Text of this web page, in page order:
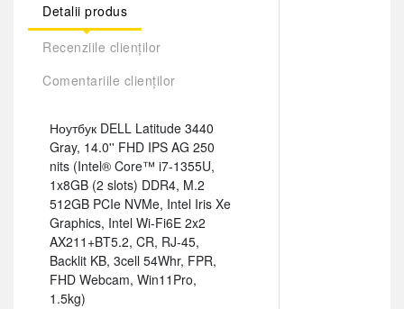
Detalii produs
Recenziile clienților
Comentariile clienților
Ноутбук DELL Latitude 3440
Gray, 14.0'' FHD IPS AG 250
nits (Intel® Core™ i7-1355U,
1x8GB (2 slots) DDR4, M.2
512GB PCIe NVMe, Intel Iris Xe
Graphics, Intel Wi-Fi6E 2x2
AX211+BT5.2, CR, RJ-45,
Backlit KB, 3cell 54Whr, FPR,
FHD Webcam, Win11Pro,
1.5kg)